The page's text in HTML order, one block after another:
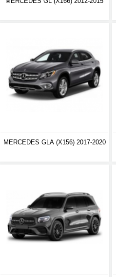
MERCEDES GLA (X156) 2017-2020